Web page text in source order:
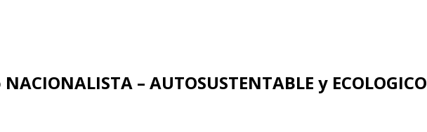
– AUTOSUSTENTABLE y ECOLOGICO